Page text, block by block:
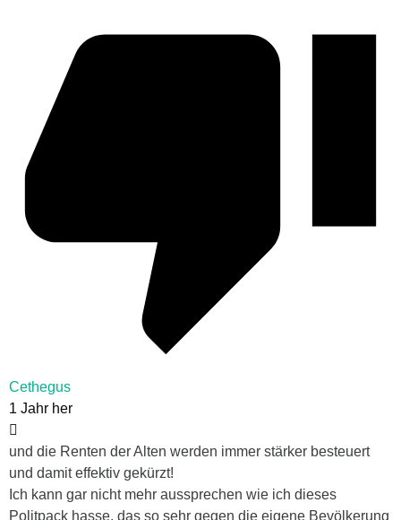
Cethegus
1 Jahr her
und die Renten der Alten werden immer stärker besteuert
und damit effektiv gekürzt!
Ich kann gar nicht mehr aussprechen wie ich dieses
Politpack hasse, das so sehr gegen die eigene Bevölkerung